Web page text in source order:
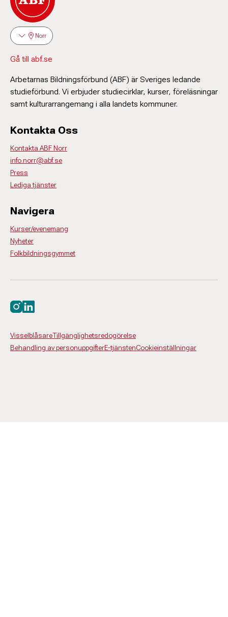
Norr
Gå till abf.se
Arbetarnas Bildningsförbund (ABF) är Sveriges ledande
studieförbund. Vi erbjuder studiecirklar, kurser, föreläsningar
samt kulturarrangemang i alla landets kommuner.
Kontakta Oss
Kontakta ABF Norr
info.norr@abf.se
Press
Lediga tjänster
Navigera
Kurser/evenemang
Nyheter
Folkbildningsgymmet
VisselblåsareTillgänglighetsredogörelse
Behandling av personuppgifterE-tjänstenCookieinställningar
Besök oss på instagram
Besök oss på linkedin